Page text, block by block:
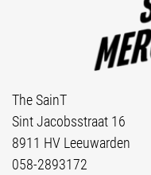
The SainT
Sint Jacobsstraat 16
8911 HV Leeuwarden
058-2893172